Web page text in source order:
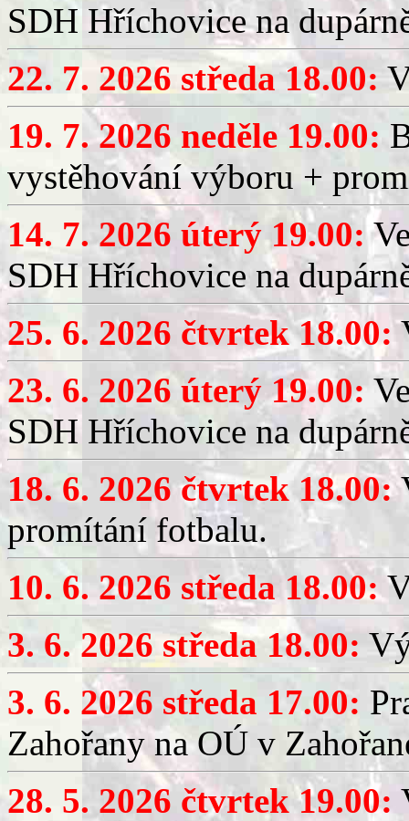
SDH Hříchovice na
22. 7. 2026 středa 18.00:
19. 7. 2026 neděle 19.00:
vystěhování výboru +
14. 7. 2026 úterý 19.00:
SDH Hříchovice na
25. 6. 2026 čtvrtek 18.00:
23. 6. 2026 úterý 19.00:
SDH Hříchovice na
18. 6. 2026 čtvrtek 18.00:
promítání fotbalu.
10. 6. 2026 středa 18.00:
3. 6. 2026 středa 18.00:
3. 6. 2026 středa 17.00:
Zahořany na OÚ v
28. 5. 2026 čtvrtek 19.00: